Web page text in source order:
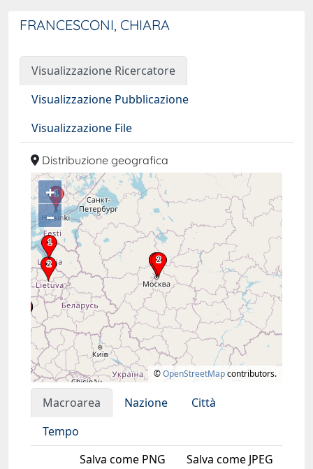
FRANCESCONI, CHIARA
Visualizzazione Ricercatore
Visualizzazione Pubblicazione
Visualizzazione File
Distribuzione geografica
+
–
©OpenStreetMapcontributors.
Macroarea Nazione
Città
Tempo
Salva come PNG
Salva come JPEG